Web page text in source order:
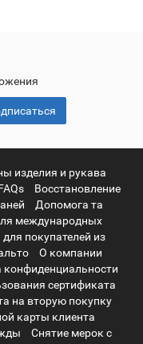
изделия и рукава
Восстановление
Допомога та
международных
покупателей из
О компании
конфиденциальности
сертификата
на вторую покупку
карты клиента
Снятие мерок с